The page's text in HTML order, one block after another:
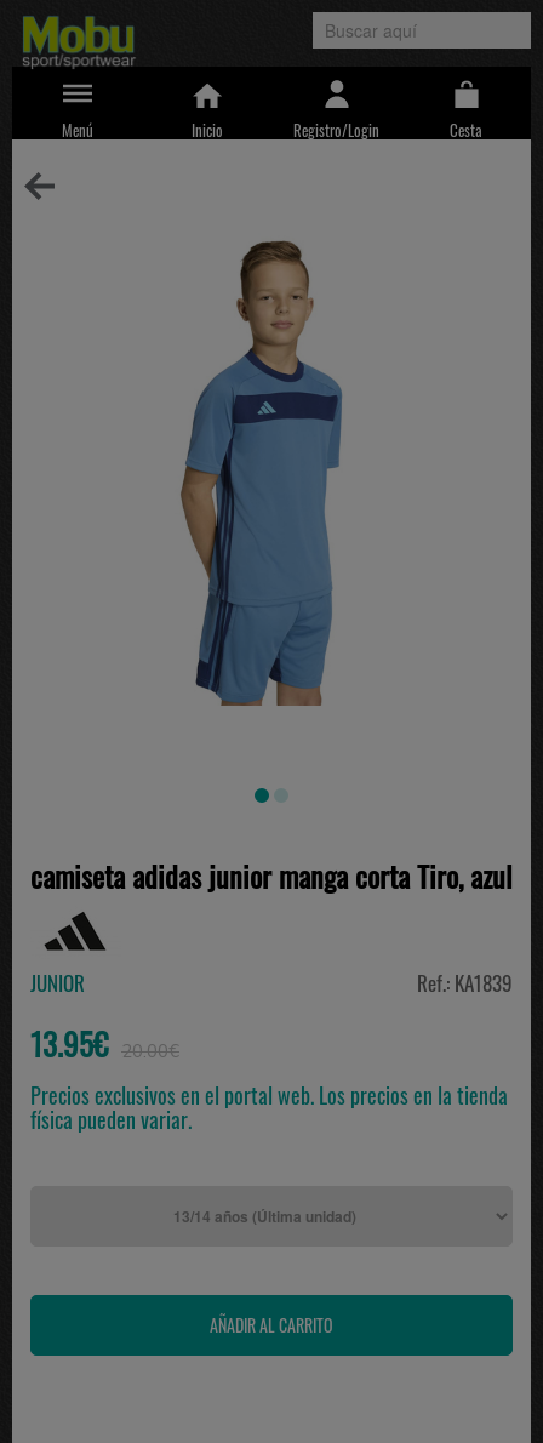
Menú Inicio Registro/Login Cesta
camiseta adidas junior manga corta Tiro, azul
JUNIOR Ref.: KA1839
13.95€ 20.00€
Precios exclusivos en el portal web. Los precios en la tienda
física pueden variar.